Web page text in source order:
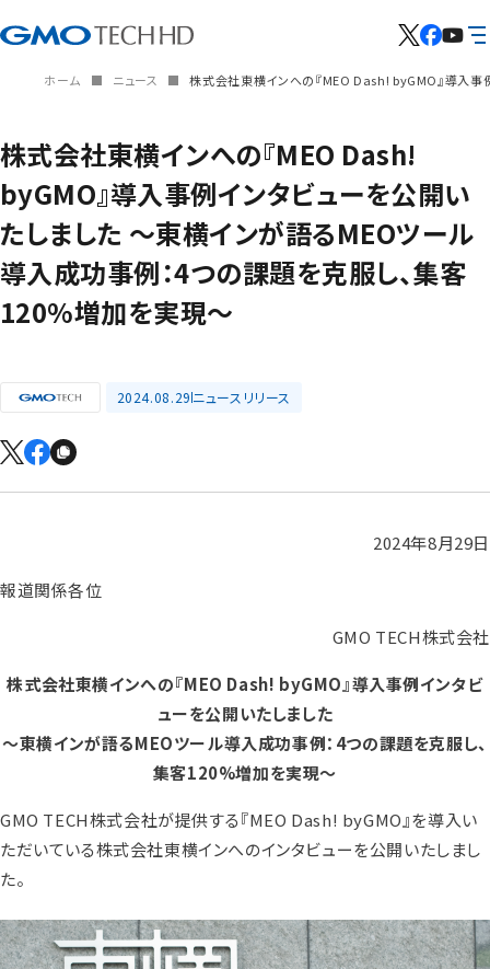
ホーム ニュース 株式会社東横インへの『MEO Dash! byGMO』導入事
株式会社東横インへの『MEO Dash!
byGMO』導入事例インタビューを公開い
たしました ～東横インが語るMEOツール
導入成功事例：4つの課題を克服し、集客
120%増加を実現～
2024.08.29ニュースリリース
2024年8月29日
報道関係各位
GMO TECH株式会社
株式会社東横インへの『MEO Dash! byGMO』導入事例インタビ
ューを公開いたしました
～東横インが語るMEOツール導入成功事例：4つの課題を克服し、
集客120%増加を実現～
GMO TECH株式会社が提供する『MEO Dash! byGMO』を導入い
ただいている株式会社東横インへのインタビューを公開いたしまし
た。